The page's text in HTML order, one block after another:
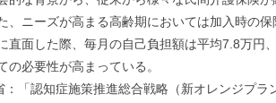
、ニーズが高まる高齢期においては加入時の
直面した際、毎月の自己負担額は平均7.8万円
の必要性が高まっている。
「認知症施策推進総合戦略（新オレンジプラ